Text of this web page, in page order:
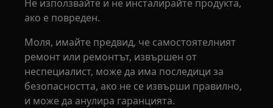
Не използвайте и не инсталирайте продукта,
ако е повреден.
Моля, имайте предвид, че самостоятелният
ремонт или ремонтът, извършен от
неспециалист, може да има последици за
безопасността, ако не се извърши правилно,
и може да анулира гаранцията.